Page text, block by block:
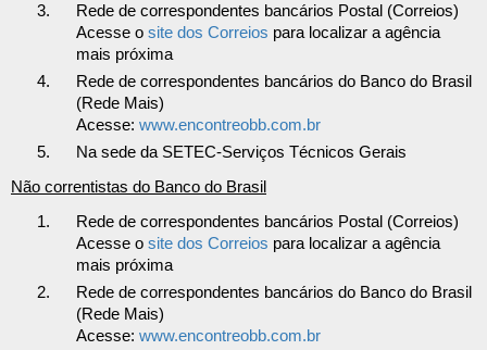
Rede de correspondentes bancários Postal (Correios)
Acesse o site dos Correios para localizar a agência
mais próxima
Rede de correspondentes bancários do Banco do Brasil
(Rede Mais)
Acesse: www.encontreobb.com.br
Na sede da SETEC-Serviços Técnicos Gerais
Não correntistas do Banco do Brasil
Rede de correspondentes bancários Postal (Correios)
Acesse o site dos Correios para localizar a agência
mais próxima
Rede de correspondentes bancários do Banco do Brasil
(Rede Mais)
Acesse: www.encontreobb.com.br